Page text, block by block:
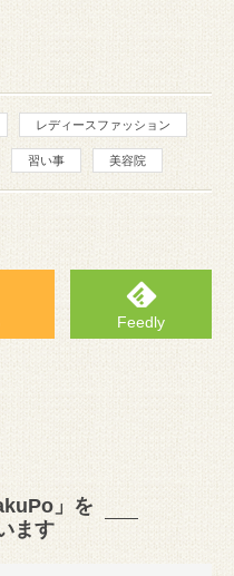
レディースファッション
習い事 美容院
Feedly
」を
ます